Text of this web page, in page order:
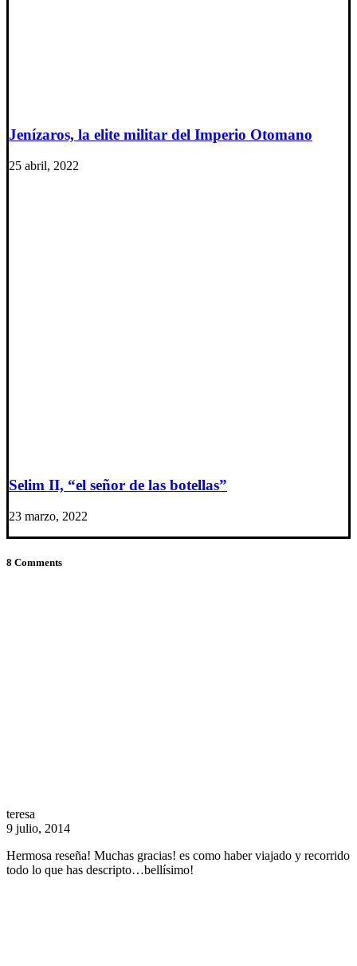
Jenízaros, la elite militar del Imperio Otomano
25 abril, 2022
Selim II, “el señor de las botellas”
23 marzo, 2022
8 Comments
teresa
9 julio, 2014
Hermosa reseña! Muchas gracias! es como haber viajado y recorrido
todo lo que has descripto…bellísimo!